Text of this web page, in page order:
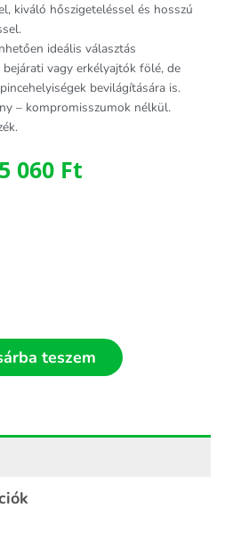
kiváló hőszigeteléssel és hosszú
ideális választás
vagy erkélyajtók fölé, de
bevilágítására is.
– kompromisszumok nélkül.
060 Ft
teszem